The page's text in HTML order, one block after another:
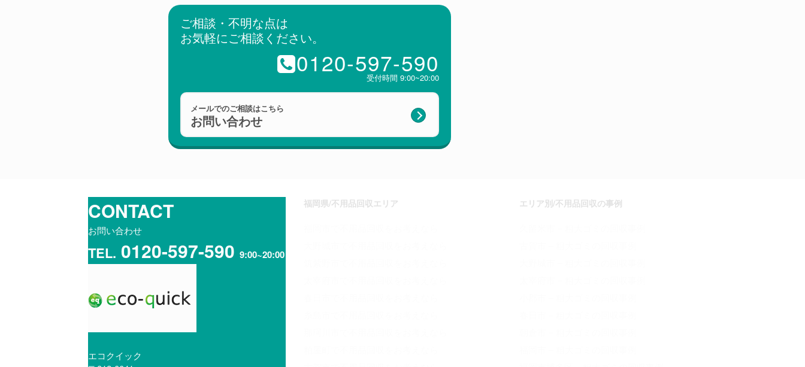
ご相談・不明な点は
お気軽にご相談ください。
0120-597-590
受付時間 9:00~20:00
メールでのご相談はこちら
お問い合わせ
CONTACT
お問い合わせ
TEL. 0120-597-590 9:00~20:00
エコクイック
福岡県/不用品回収エリア エリア別/不用品回収の事例